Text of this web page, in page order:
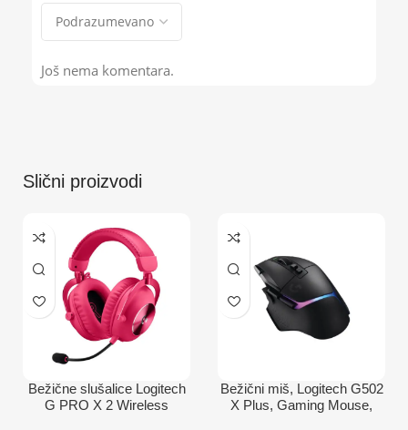
Još nema komentara.
Slični proizvodi
Bežične slušalice Logitech
G PRO X 2 Wireless
Bežični miš, Logitech G502
X Plus, Gaming Mouse,